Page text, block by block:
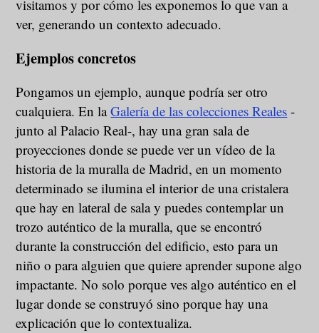
visitamos y por cómo les exponemos lo que van a
ver, generando un contexto adecuado.
Ejemplos concretos
Pongamos un ejemplo, aunque podría ser otro
cualquiera. En laGalería de las colecciones Reales -
junto al Palacio Real-, hay una gran sala de
proyecciones donde se puede ver un vídeo de la
historia de la muralla de Madrid, en un momento
determinado se ilumina el interior de una cristalera
que hay en lateral de sala y puedes contemplar un
trozo auténtico de la muralla, que se encontró
durante la construcción del edificio, esto para un
niño o para alguien que quiere aprender supone algo
impactante. No solo porque ves algo auténtico en el
lugar donde se construyó sino porque hay una
explicación que lo contextualiza.